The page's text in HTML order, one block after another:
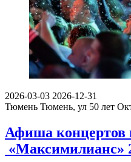
2026-03-03 2026-12-31
Тюмень Тюмень, ул 50 лет
Афиша концертов
«Максимилианс»